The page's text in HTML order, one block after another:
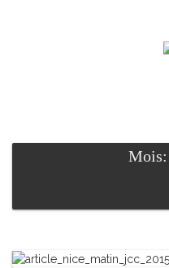
Mois: